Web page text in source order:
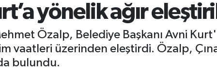
yönelik ağır
Özalp, Belediye Başkanı Avni
vaatleri üzerinden eleştirdi. Özalp,
bulundu.